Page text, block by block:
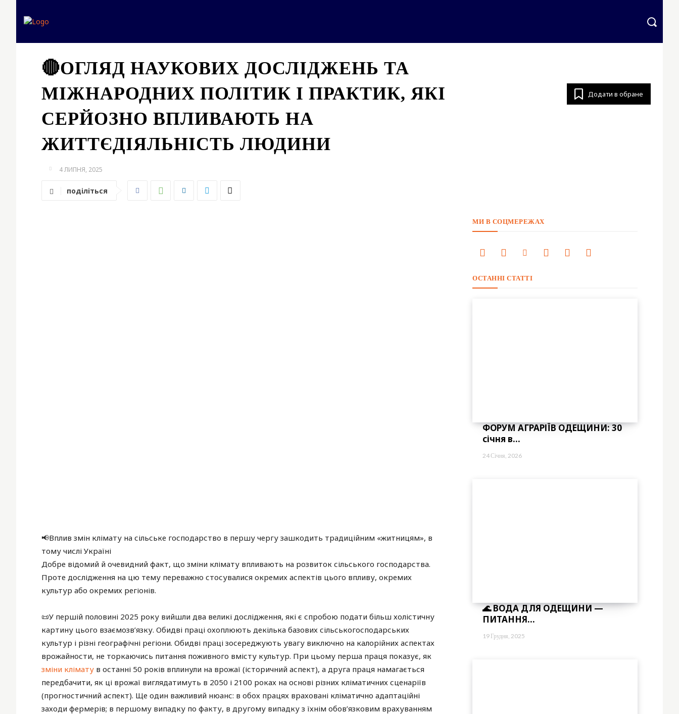
🔴ОГЛЯД НАУКОВИХ ДОСЛІДЖЕНЬ ТА
МІЖНАРОДНИХ ПОЛІТИК І ПРАКТИК, ЯКІ
СЕРЙОЗНО ВПЛИВАЮТЬ НА
ЖИТТЄДІЯЛЬНІСТЬ ЛЮДИНИ
Додати в обране
4 ЛИПНЯ, 2025
поділіться
📢Вплив змін клімату на сільське господарство в першу чергу зашкодить традиційним «житницям», в
тому числі Україні
Добре відомий й очевидний факт, що зміни клімату впливають на розвиток сільського господарства.
Проте дослідження на цю тему переважно стосувалися окремих аспектів цього впливу, окремих
культур або окремих регіонів.
📜У першій половині 2025 року вийшли два великі дослідження, які є спробою подати більш холістичну
картину цього взаємозв’язку. Обидві праці охоплюють декілька базових сільськогосподарських
культур і різні географічні регіони. Обидві праці зосереджують увагу виключно на калорійних аспектах
врожайности, не торкаючись питання поживного вмісту культур. При цьому перша праця показує, як
зміни клімату в останні 50 років вплинули на врожаї (історичний аспект), а друга праця намагається
передбачити, як ці врожаї виглядатимуть в 2050 і 2100 роках на основі різних кліматичних сценаріїв
(прогностичний аспект). Ще один важливий нюанс: в обох працях враховані кліматично адаптаційні
заходи фермерів; в першому випадку по факту, в другому випадку з їхнім обов’язковим врахуванням
МИ В СОЦМЕРЕЖАХ
ОСТАННІ СТАТТІ
ФОРУМ АГРАРІЇВ ОДЕЩИНИ: 30
січня в...
24 Січня, 2026
🌊 ВОДА ДЛЯ ОДЕЩИНИ —
ПИТАННЯ...
19 Грудня, 2025